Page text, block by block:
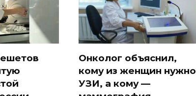
Онколог объяснил,
кому из женщин нужно
УЗИ, а кому —